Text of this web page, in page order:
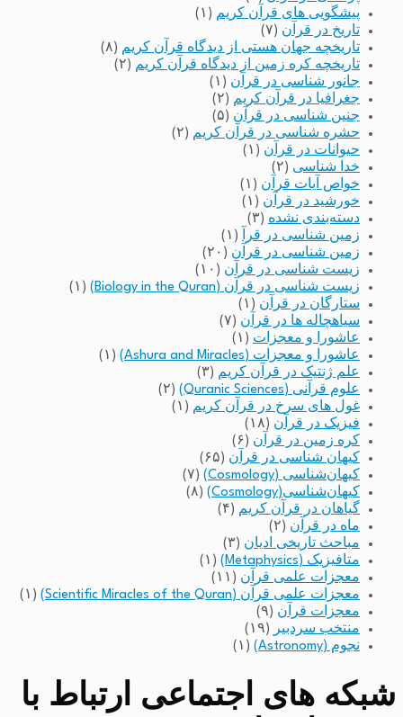
پیشگویی های قرآن کریم (۱)
تاریخ در قرآن (۷)
تاریخچه جهان هستی از دیدگاه قرآن کریم (۸)
تاریخچه کره زمین از دیدگاه قرآن کریم (۲)
جانور شناسی در قرآن (۱)
جغرافیا در قرآن کریم (۲)
جنین شناسی در قرآن (۵)
حشره شناسی در قرآن کریم (۲)
حیوانات در قرآن (۱)
خدا شناسی (۲)
خواص آیات قرآن (۱)
خورشید در قرآن (۱)
دسته‌بندی نشده (۳)
زمین شناسی در قرآ
(۱)
زمین شناسی در قرآن (۲۰)
زیست شناسی در قرآن (۱۰)
زیست شناسی در قرآن (Biology in the Quran)
(۱)
ستارگان در قرآن (۱)
سیاهچاله ها در قرآن (۷)
عاشورا و معجزات (۱)
عاشورا و معجزات (Ashura and Miracles)
(۱)
علم ژنتیک در قرآن کریم (۳)
علوم قرآنی (Quranic Sciences)
(۲)
غول های سرخ در قرآن کریم (۱)
فیزیک در قرآن (۱۸)
کره زمین در قرآن (۶)
کیهان شناسی در قرآن (۶۵)
کیهان‌شناسی (Cosmology)
(۷)
کیهان‌شناسی(Cosmology)
(۸)
گیاهان در قرآن کریم (۴)
ماه در قرآن (۲)
مباحث تاریخی ادیان (۳)
متافیزیک (Metaphysics)
(۱)
معجزات علمی قرآن (۱۱)
معجزات علمی قرآن (Scientific Miracles of the Quran)
(۱)
معجزات قرآن (۹)
منتخب سردبیر
(۱۹)
نجوم (Astronomy)
(۱)
شبکه های اجتماعی ارتباط با